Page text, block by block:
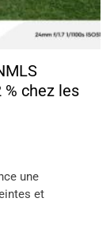
chez les
une
et